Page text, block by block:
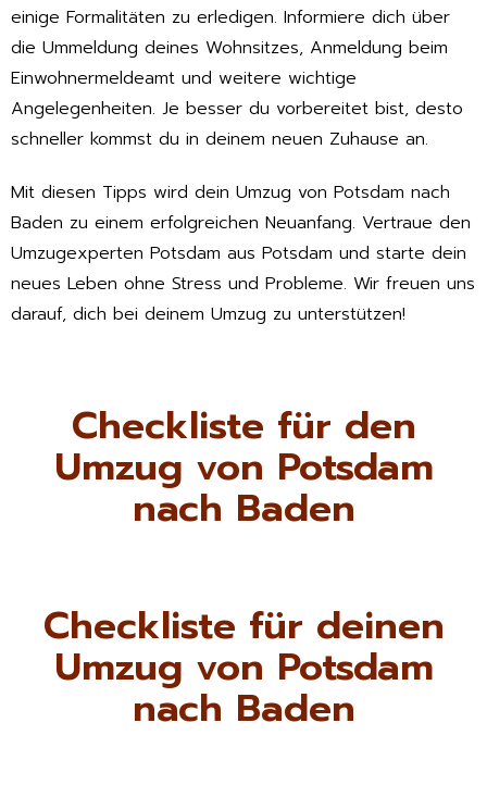
einige Formalitäten zu erledigen. Informiere dich über
die Ummeldung deines Wohnsitzes, Anmeldung beim
Einwohnermeldeamt und weitere wichtige
Angelegenheiten. Je besser du vorbereitet bist, desto
schneller kommst du in deinem neuen Zuhause an.
Mit diesen Tipps wird dein Umzug von Potsdam nach
Baden zu einem erfolgreichen Neuanfang. Vertraue den
Umzugexperten Potsdam aus Potsdam und starte dein
neues Leben ohne Stress und Probleme. Wir freuen uns
darauf, dich bei deinem Umzug zu unterstützen!
Checkliste für den
Umzug von Potsdam
nach Baden
Checkliste für deinen
Umzug von Potsdam
nach Baden